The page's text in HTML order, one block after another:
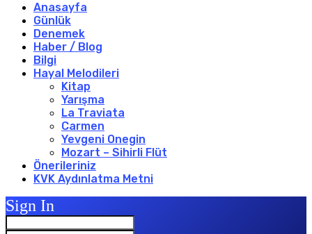
Anasayfa
Günlük
Denemek
Haber / Blog
Bilgi
Hayal Melodileri
Kitap
Yarışma
La Traviata
Carmen
Yevgeni Onegin
Mozart – Sihirli Flüt
Önerileriniz
KVK Aydınlatma Metni
Sign In